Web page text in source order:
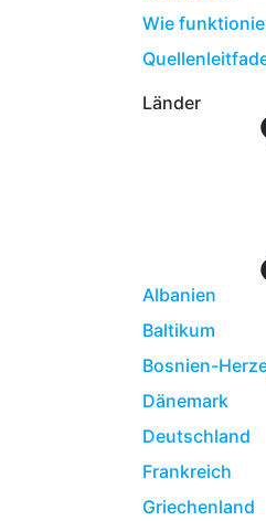
Wie
Länder
Albanien
Baltikum
Bosnien-
Dänemark
Deutschland
Frankreich
Griechenland